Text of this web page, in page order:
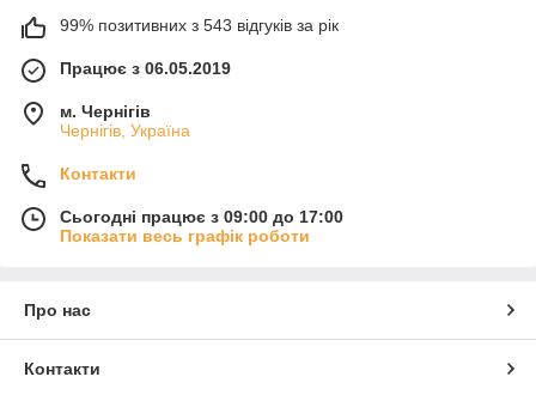
99% позитивних з 543 відгуків за рік
Працює з 06.05.2019
м. Чернігів
Чернігів, Україна
Контакти
Сьогодні працює з 09:00 до 17:00
Показати весь графік роботи
Про нас
Контакти